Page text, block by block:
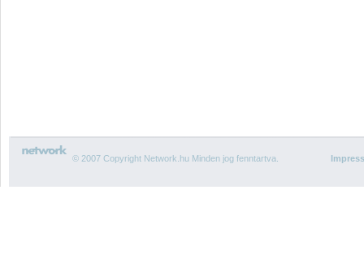
© 2007 Copyright Network.hu Minden jog fenntartva.